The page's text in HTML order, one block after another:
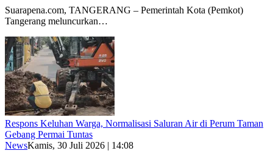
Suarapena.com, TANGERANG – Pemerintah Kota (Pemkot)
Tangerang meluncurkan…
Respons Keluhan Warga, Normalisasi Saluran Air di Perum Taman
Gebang Permai Tuntas
NewsKamis, 30 Juli 2026 | 14:08